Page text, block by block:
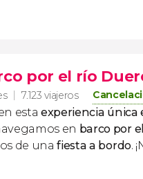
por el río
7.123 viajeros
esta experiencia única
en barco por
de unafiesta a bordo.